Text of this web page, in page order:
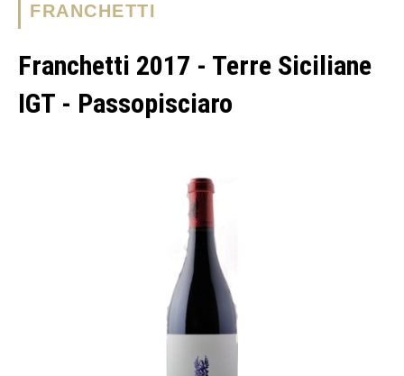
FRANCHETTI
Franchetti 2017 - Terre Siciliane
IGT - Passopisciaro